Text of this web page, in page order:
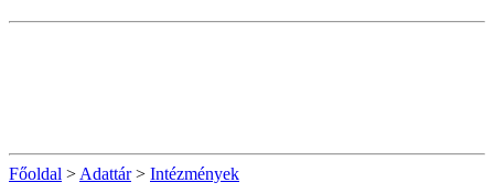
Főoldal > Adattár> Intézmények